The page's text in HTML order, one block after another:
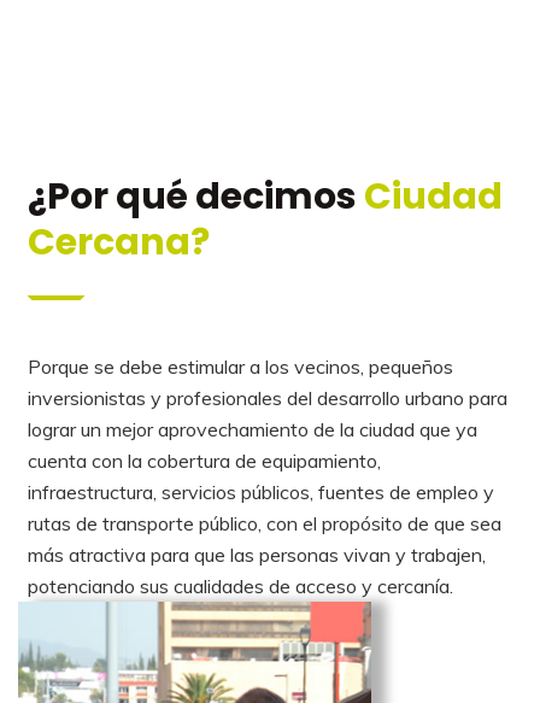
¿Por qué decimosCiudad
Cercana?
Porque se debe estimular a los vecinos, pequeños
inversionistas y profesionales del desarrollo urbano para
lograr un mejor aprovechamiento de la ciudad que ya
cuenta con la cobertura de equipamiento,
infraestructura, servicios públicos, fuentes de empleo y
rutas de transporte público, con el propósito de que sea
más atractiva para que las personas vivan y trabajen,
potenciando sus cualidades de acceso y cercanía.